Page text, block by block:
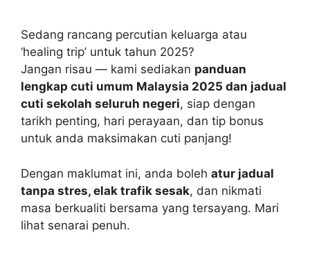
Sedang rancang percutian keluarga atau
‘healing trip’ untuk tahun 2025?
Jangan risau — kami sediakan panduan
lengkap cuti umum Malaysia 2025 dan jadual
cuti sekolah seluruh negeri, siap dengan
tarikh penting, hari perayaan, dan tip bonus
untuk anda maksimakan cuti panjang!
Dengan maklumat ini, anda boleh atur jadual
tanpa stres, elak trafik sesak, dan nikmati
masa berkualiti bersama yang tersayang. Mari
lihat senarai penuh.